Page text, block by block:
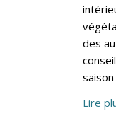
des
Lire